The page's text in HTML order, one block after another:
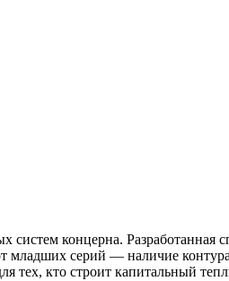
концерна. Разработанная
младших серий — наличие
тех, кто строит капитальный